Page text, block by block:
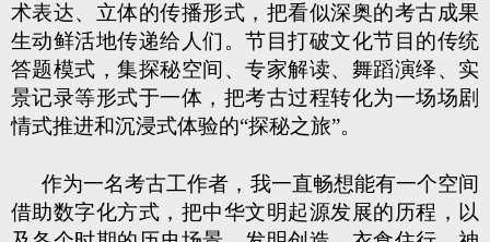
术表达、立体的传播形式，把看似深奥的考古成果
生动鲜活地传递给人们。节目打破文化节目的传统
答题模式，集探秘空间、专家解读、舞蹈演绎、实
景记录等形式于一体，把考古过程转化为一场场剧
情式推进和沉浸式体验的“探秘之旅”。
作为一名考古工作者，我一直畅想能有一个空间
借助数字化方式，把中华文明起源发展的历程，以